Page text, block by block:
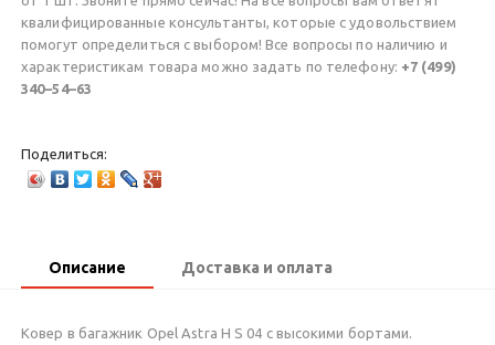
квалифицированные консультанты, которые с удовольствием
помогут определиться с выбором! Все вопросы по наличию и
характеристикам товара можно задать по телефону: +7 (499)
340–54–63
Поделиться:
Описание Доставка и оплата
Ковер в багажник Opel Astra H S 04 с высокими бортами.